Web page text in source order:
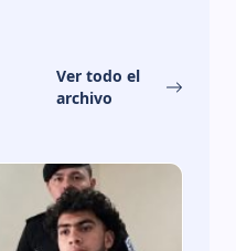
Ver todo el
archivo